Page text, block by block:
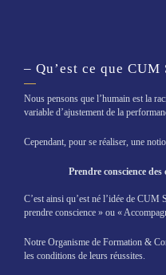
– Qu’est ce que
Nous pensons que l’humain est la
variable d’ajustement de la
Cependant, pour se réaliser, une
Prendre conscience des
C’est ainsi qu’est né l’idée de
prendre conscience » ou «
Notre Organisme de Formation &
les conditions de leurs réussites.